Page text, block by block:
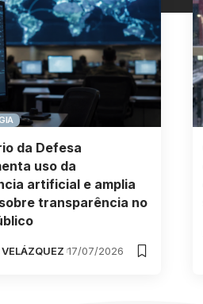
da Defesa
uso da
artificial e amplia
transparência no
17/07/2026